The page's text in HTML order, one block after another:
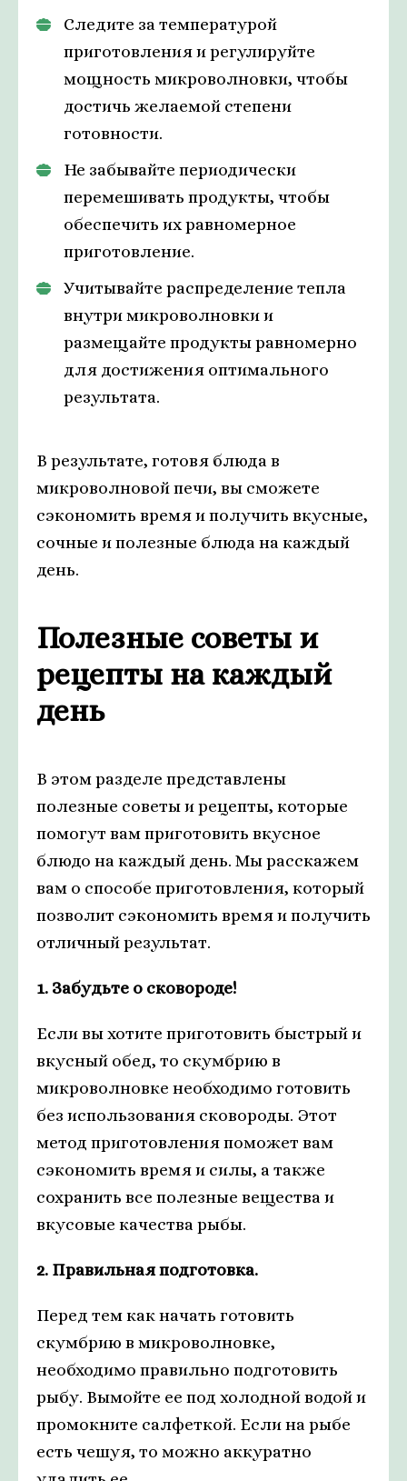
Следите за температурой
приготовления и регулируйте
мощность микроволновки, чтобы
достичь желаемой степени
готовности.
Не забывайте периодически
перемешивать продукты, чтобы
обеспечить их равномерное
приготовление.
Учитывайте распределение тепла
внутри микроволновки и
размещайте продукты равномерно
для достижения оптимального
результата.
В результате, готовя блюда в
микроволновой печи, вы сможете
сэкономить время и получить вкусные,
сочные и полезные блюда на каждый
день.
Полезные советы и
рецепты на каждый
день
В этом разделе представлены
полезные советы и рецепты, которые
помогут вам приготовить вкусное
блюдо на каждый день. Мы расскажем
вам о способе приготовления, который
позволит сэкономить время и получить
отличный результат.
1. Забудьте о сковороде!
Если вы хотите приготовить быстрый и
вкусный обед, то скумбрию в
микроволновке необходимо готовить
без использования сковороды. Этот
метод приготовления поможет вам
сэкономить время и силы, а также
сохранить все полезные вещества и
вкусовые качества рыбы.
2. Правильная подготовка.
Перед тем как начать готовить
скумбрию в микроволновке,
необходимо правильно подготовить
рыбу. Вымойте ее под холодной водой и
промокните салфеткой. Если на рыбе
есть чешуя, то можно аккуратно